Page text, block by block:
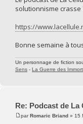
solutionnisme crasse
https://
Bonne semaine à
Un personnage de fiction
Sens - La Guerre des
Re: Podcast de La
parRomaric Briand » 15